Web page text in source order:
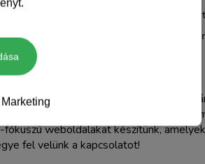
Marketing
megszólítják a
mozognak. Az alábbi kategóriák és
projekt egyedi. A végleges költséget
weboldalakat készítünk,
fel velünk a kapcsolatot!